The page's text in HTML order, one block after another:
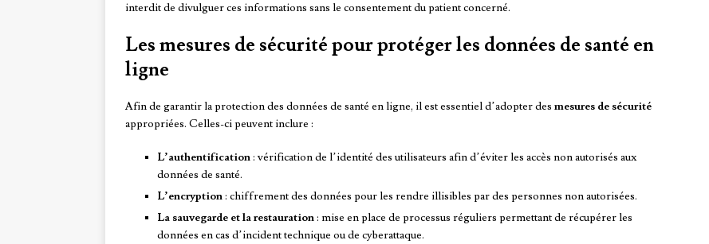
interdit de divulguer ces informations sans le consentement du patient concerné.
Les mesures de sécurité pour protéger les données de santé en
ligne
Afin de garantir la protection des données de santé en ligne, il est essentiel d’adopter des mesures de sécurité
appropriées. Celles-ci peuvent inclure :
L’authentification: vérification de l’identité des utilisateurs afin d’éviter les accès non autorisés aux
données de santé.
L’encryption: chiffrement des données pour les rendre illisibles par des personnes non autorisées.
La sauvegarde et la restauration: mise en place de processus réguliers permettant de récupérer les
données en cas d’incident technique ou de cyberattaque.